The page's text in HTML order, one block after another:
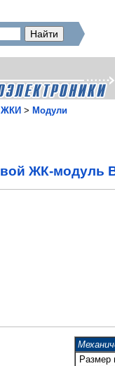
ЖКИ > Модули
ЖК-модуль
Размер